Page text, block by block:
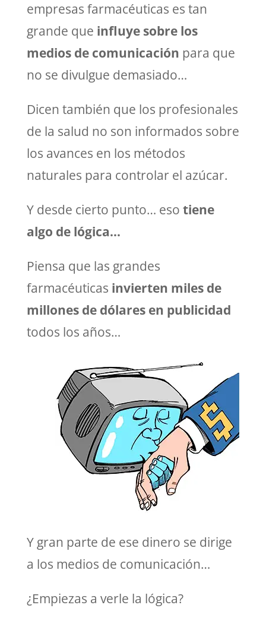
empresas farmacéuticas es tan
grande que influye sobre los
medios de comunicación para que
no se divulgue demasiado…
Dicen también que los profesionales
de la salud no son informados sobre
los avances en los métodos
naturales para controlar el azúcar.
Y desde cierto punto… eso tiene
algo de lógica…
Piensa que las grandes
farmacéuticas invierten miles de
millones de dólares en publicidad
todos los años…
Y gran parte de ese dinero se dirige
a los medios de comunicación…
¿Empiezas a verle la lógica?